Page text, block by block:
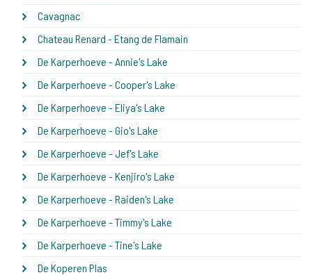
Cavagnac
Chateau Renard - Etang de Flamain
De Karperhoeve - Annie's Lake
De Karperhoeve - Cooper's Lake
De Karperhoeve - Eliya's Lake
De Karperhoeve - Gio's Lake
De Karperhoeve - Jef's Lake
De Karperhoeve - Kenjiro's Lake
De Karperhoeve - Raiden's Lake
De Karperhoeve - Timmy's Lake
De Karperhoeve - Tine's Lake
De Koperen Plas